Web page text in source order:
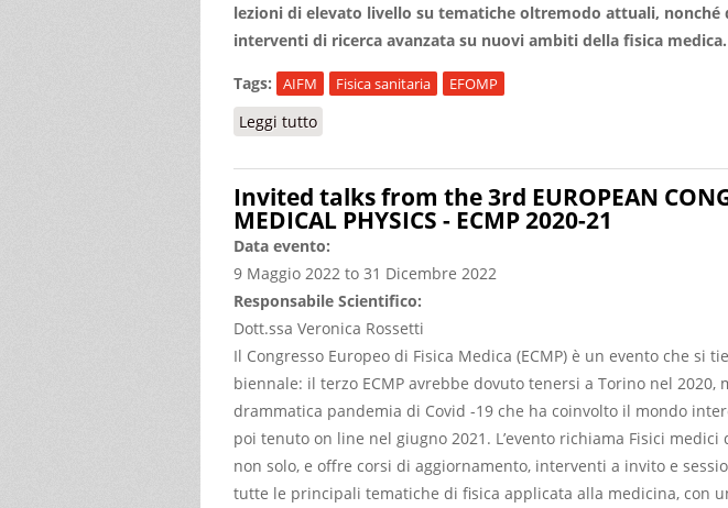
lezioni di elevato livello su tematiche oltremodo attuali, nonché
interventi di ricerca avanzata su nuovi ambiti della fisica medica.
Tags: AIFM Fisica sanitaria EFOMP
Leggi tutto su GUARDARE LONTANO: nuovi ambiti e prospettive
Invited talks from the 3rd EUROPEAN
MEDICAL PHYSICS - ECMP 2020-21
Data evento:
9 Maggio 2022 to 31 Dicembre 2022
Responsabile Scientifico:
Dott.ssa Veronica Rossetti
Il Congresso Europeo di Fisica Medica (ECMP) è un evento che si
biennale: il terzo ECMP avrebbe dovuto tenersi a Torino nel 2020,
drammatica pandemia di Covid -19 che ha coinvolto il mondo
poi tenuto on line nel giugno 2021. L’evento richiama Fisici medici
non solo, e offre corsi di aggiornamento, interventi a invito e
tutte le principali tematiche di fisica applicata alla medicina, con